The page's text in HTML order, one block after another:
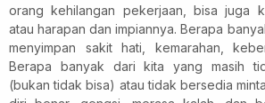
orang kehilangan pekerjaan,
bisa juga
atau harapan danimpiannya. Berapa
menyimpan sakit hati, kemarahan,
Berapa banyak dari kita yang masih
(bukan tidak bisa) atau tidak bersedia